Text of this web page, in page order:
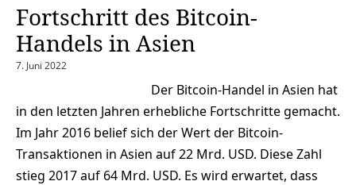
Fortschritt des Bitcoin-
Handels in Asien
7. Juni 2022
Der Bitcoin-Handel in Asien hat
in den letzten Jahren erhebliche Fortschritte gemacht.
Im Jahr 2016 belief sich der Wert der Bitcoin-
Transaktionen in Asien auf 22 Mrd. USD. Diese Zahl
stieg 2017 auf 64 Mrd. USD. Es wird erwartet, dass